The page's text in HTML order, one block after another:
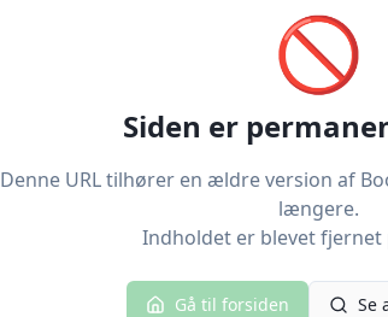
🚫
Siden er
Denne URL tilhører en ældre version af
længere.
Indholdet er blevet fjernet
Gå til forsiden Se